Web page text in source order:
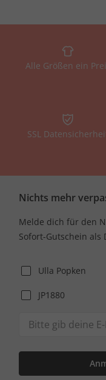
Alle Größen ein
SSL
Nichts mehr
Melde dich für den
Sofort-Gutschein als
Ulla Popken
JP1880